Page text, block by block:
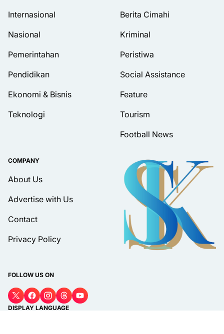
Internasional
Nasional
Pemerintahan
Pendidikan
Ekonomi & Bisnis
Teknologi
Berita Cimahi
Kriminal
Peristiwa
Social Assistance
Feature
Tourism
Football News
COMPANY
About Us
Advertise with Us
Contact
Privacy Policy
FOLLOW US ON
DISPLAY LANGUAGE